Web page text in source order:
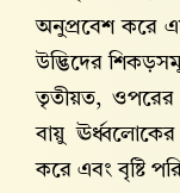
অনুপ্রবেশ করে
উদ্ভিদের
তৃতীয়ত, ওপরের
বায়ু
করে এবং বৃষ্টি